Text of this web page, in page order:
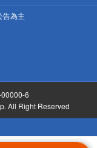
告為主
6
All Right Reserved